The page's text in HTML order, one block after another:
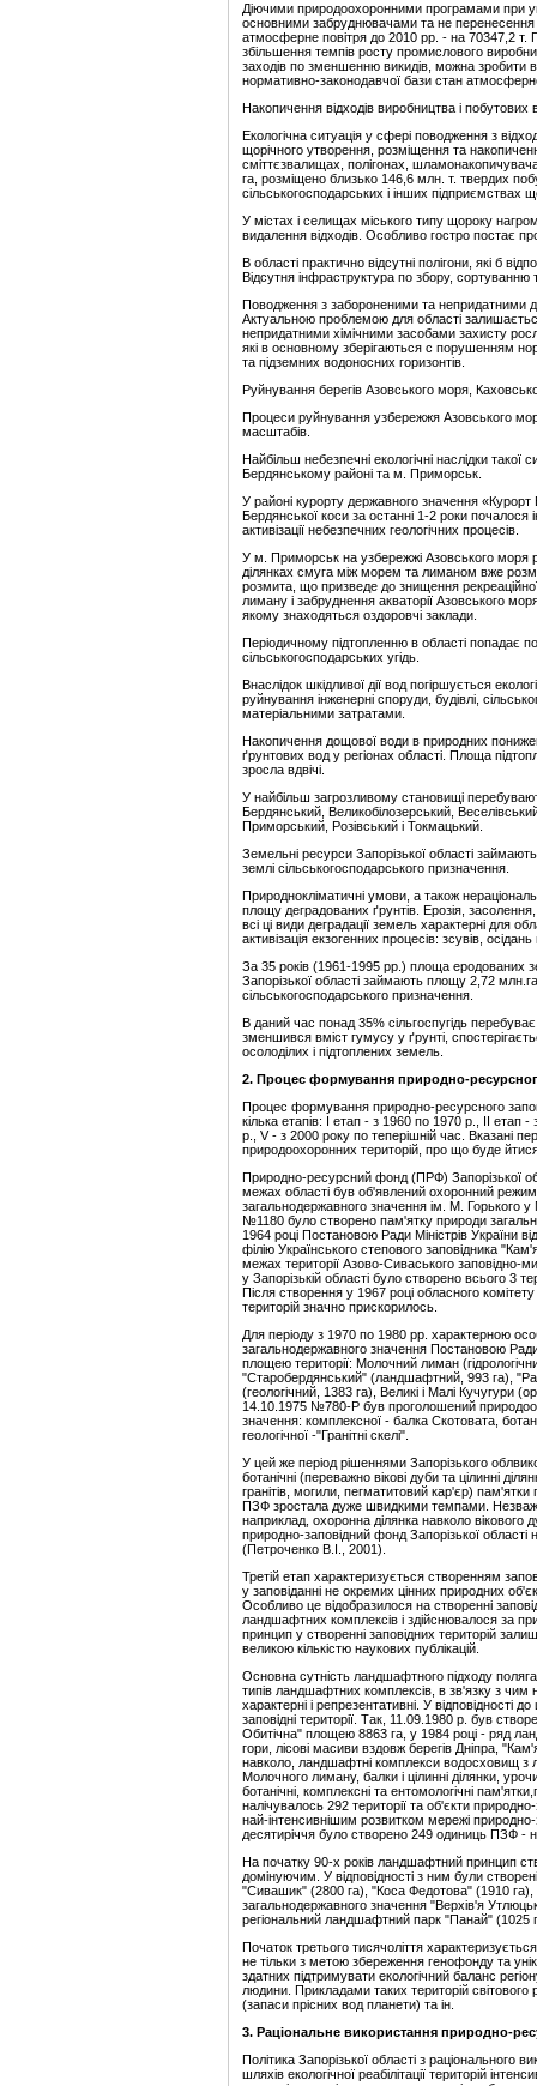
Діючими природоохоронними програмами при
основними забруднювачами та не перенесення
атмосферне повітря до 2010 рр. - на 70347,2
збільшення темпів росту промислового
заходів по зменшенню викидів, можна
нормативно-законодавчої бази стан
Накопичення відходів виробництва і побутових
Екологічна ситуація у сфері поводження з
щорічного утворення, розміщення та
сміттєзвалищах, полігонах,
га, розміщено близько 146,6 млн. т. твердих
сільськогосподарських і інших підприємствах
У містах і селищах міського типу щороку
видалення відходів. Особливо гостро постає
В області практично відсутні полігони, які б
Відсутня інфраструктура по збору, сортуванню
Поводження з забороненими та непридатними
Актуальною проблемою для області
непридатними хімічними засобами захисту
які в основному зберігаються с порушенням
та підземних водоносних горизонтів.
Руйнування берегів Азовського моря,
Процеси руйнування узбережжя Азовського
масштабів.
Найбільш небезпечні екологічні наслідки такої
Бердянському районі та м. Приморськ.
У районі курорту державного значення «Курорт
Бердянської коси за останні 1-2 роки почалося
активізації небезпечних геологічних процесів.
У м. Приморськ на узбережжі Азовського моря
ділянках смуга між морем та лиманом вже
розмита, що призведе до знищення
лиману і забруднення акваторії Азовського
якому знаходяться оздоровчі заклади.
Періодичному підтопленню в області попадає
сільськогосподарських угідь.
Внаслідок шкідливої дії вод погіршується
руйнування інженерні споруди, будівлі,
матеріальними затратами.
Накопичення дощової води в природних
ґрунтових вод у регіонах області. Площа
зросла вдвічі.
У найбільш загрозливому становищі
Бердянський, Великобілозерський,
Приморський, Розівський і Токмацький.
Земельні ресурси Запорізької області
землі сільськогосподарського призначення.
Природнокліматичні умови, а також
площу деградованих ґрунтів. Ерозія,
всі ці види деградації земель характерні для
активізація екзогенних процесів: зсувів,
За 35 років (1961-1995 рр.) площа еродованих
Запорізької області займають площу 2,72
сільськогосподарського призначення.
В даний час понад 35% сільгоспугідь
зменшився вміст гумусу у ґрунті,
осолоділих і підтоплених земель.
2. Процес формування природно-
Процес формування природно-ресурсного
кілька етапів: І етап - з 1960 по 1970 p., II
p., V - з 2000 року по теперішній час. Вказані
природоохоронних територій, про що буде
Природно-ресурсний фонд (ПРФ) Запорізької
межах області був об'явлений охоронний
загальнодержавного значення ім. М. Горького у
№1180 було створено пам'ятку природи
1964 році Постановою Ради Міністрів України
філію Українського степового заповідника
межах території Азово-Сиваського заповідно-
у Запорізькій області було створено всього 3
Після створення у 1967 році обласного
територій значно прискорилось.
Для періоду з 1970 по 1980 pp. характерною
загальнодержавного значення Постановою
площею території: Молочний лиман
"Старобердянський" (ландшафтний, 993 га),
(геологічний, 1383 га), Великі і Малі Кучугури
14.10.1975 №780-Р був проголошений
значення: комплексної - балка Скотовата,
геологічної -"Гранітні скелі".
У цей же період рішеннями Запорізького
ботанічні (переважно вікові дуби та цілинні
гранітів, могили, пегматитовий кар'єр) пам'ятки
ПЗФ зростала дуже швидкими темпами.
наприклад, охоронна ділянка навколо
природно-заповідний фонд Запорізької
(Петроченко В.І., 2001).
Третій етап характеризується створенням
у заповіданні не окремих цінних природних
Особливо це відобразилося на створенні
ландшафтних комплексів і здійснювалося за
принцип у створенні заповідних територій
великою кількістю наукових публікацій.
Основна сутність ландшафтного підходу
типів ландшафтних комплексів, в зв'язку з чим
характерні і репрезентативні. У
заповідні території. Так, 11.09.1980 р. був
Обитічна" площею 8863 га, у 1984 році - ряд
гори, лісові масиви вздовж берегів Дніпра,
навколо, ландшафтні комплекси водосховищ з
Молочного лиману, балки і цілинні ділянки,
ботанічні, комплексні та ентомологічні
налічувалось 292 території та об'єкти
най-інтенсивнішим розвитком мережі
десятиріччя було створено 249 одиниць ПЗФ -
На початку 90-х років ландшафтний принцип
домінуючим. У відповідності з ним були
"Сивашик" (2800 га), "Коса Федотова" (1910
загальнодержавного значення "Верхів'я
регіональний ландшафтний парк "Панай" (1025
Початок третього тисячоліття
не тільки з метою збереження генофонду та
здатних підтримувати екологічний баланс
людини. Прикладами таких територій світового
(запаси прісних вод планети) та ін.
3. Раціональне використання природно-
Політика Запорізької області з раціонального
шляхів екологічної реабілітації територій